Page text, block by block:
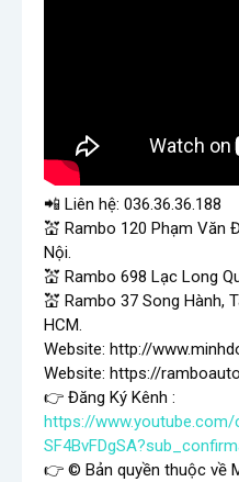
📲 Liên hệ: 036.36.36.188
💒 Rambo 120 Phạm Văn
Nội.
💒 Rambo 698 Lạc Long
💒 Rambo 37 Song Hành,
HCM.
Website: http://
Website: https://
https://www.youtube.com/
👉 © Bản quyền thuộc về